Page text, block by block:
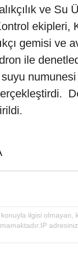
ve Su
ekipleri,
gemisi ve
ile
numunesi